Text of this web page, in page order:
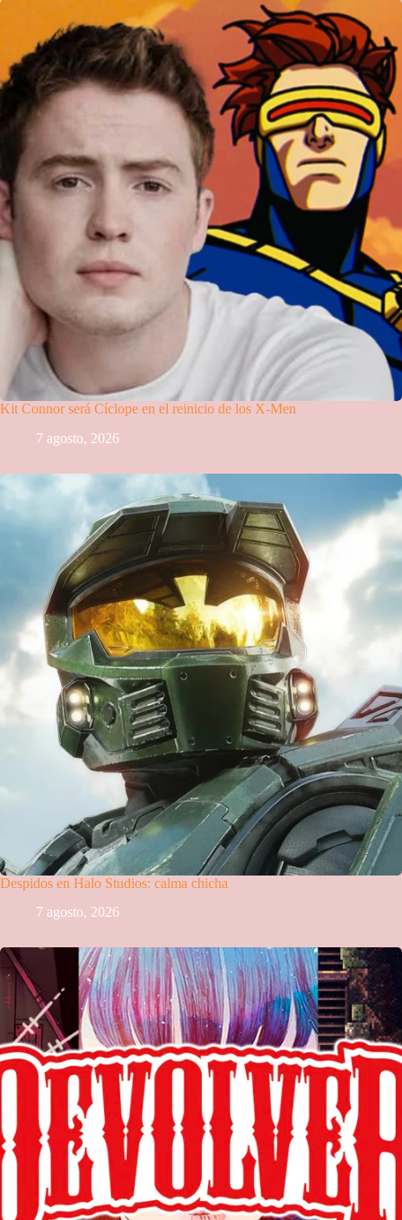
Kit Connor será Cíclope en el reinicio de los X-Men
7 agosto, 2026
Despidos en Halo Studios: calma chicha
7 agosto, 2026